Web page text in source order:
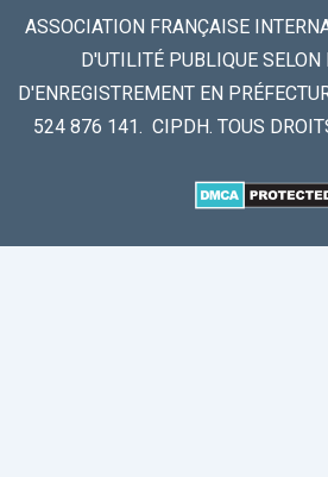
ASSOCIATION FRANÇAISE
D'UTILITÉ PUBLIQUE SELON
D'ENREGISTREMENT EN
524 876 141. CIPDH. TOUS